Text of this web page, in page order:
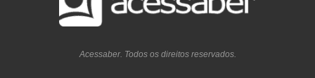
Acessaber. Todos os direitos reservados.